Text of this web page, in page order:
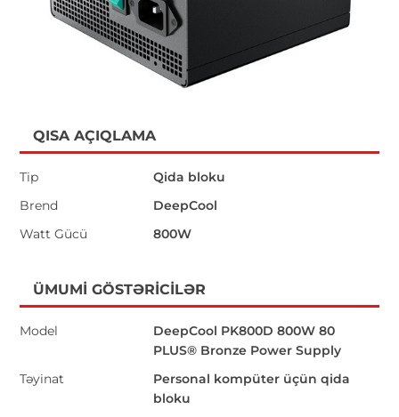
QISA AÇIQLAMA
Tip
Qida bloku
Brend
DeepCool
Watt Gücü
800W
ÜMUMI GÖSTƏRICILƏR
Model
DeepCool PK800D 800W 80
PLUS® Bronze Power Supply
Təyinat
Personal kompüter üçün qida
bloku